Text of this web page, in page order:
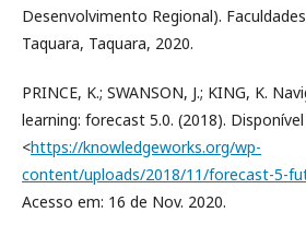
Desenvolvimento Regional).
Taquara, Taquara, 2020.
PRINCE, K.; SWANSON, J.; KING, K.
learning: forecast 5.0. (2018).
<https://knowledgeworks.org/wp-
content/uploads/2018/11/forecast-5-
Acesso em: 16 de Nov. 2020.